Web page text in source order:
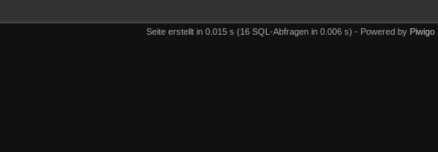
Seite erstellt in 0.015 s (16 SQL-Abfragen in 0.006 s) - Powered by Piwigo